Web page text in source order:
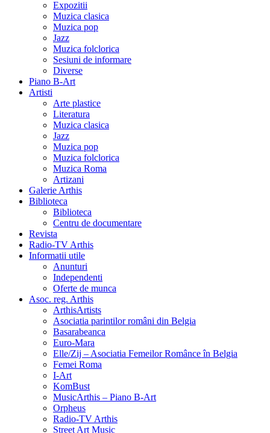
Expozitii
Muzica clasica
Muzica pop
Jazz
Muzica folclorica
Sesiuni de informare
Diverse
Piano B-Art
Artisti
Arte plastice
Literatura
Muzica clasica
Jazz
Muzica pop
Muzica folclorica
Muzica Roma
Artizani
Galerie Arthis
Biblioteca
Biblioteca
Centru de documentare
Revista
Radio-TV Arthis
Informatii utile
Anunturi
Independenti
Oferte de munca
Asoc. reg. Arthis
ArthisArtists
Asociatia parintilor români din Belgia
Basarabeanca
Euro-Mara
Elle/Zij – Asociatia Femeilor Românce în Belgia
Femei Roma
I-Art
KomBust
MusicArthis – Piano B-Art
Orpheus
Radio-TV Arthis
Street Art Music